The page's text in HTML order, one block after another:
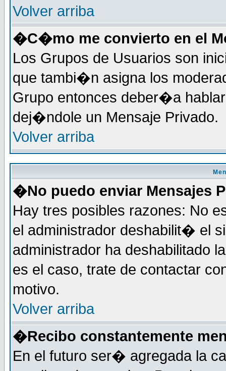
Volver arriba
�C�mo me convierto en el
Los Grupos de Usuarios son
que tambi�n asigna los
Grupo entonces deber�a
dej�ndole un Mensaje Privado.
Volver arriba
�No puedo enviar Mensajes
Hay tres posibles razones: No
el administrador deshabilit� el
administrador ha deshabilitado
es el caso, trate de contactar
motivo.
Volver arriba
�Recibo constantemente
En el futuro ser� agregada la